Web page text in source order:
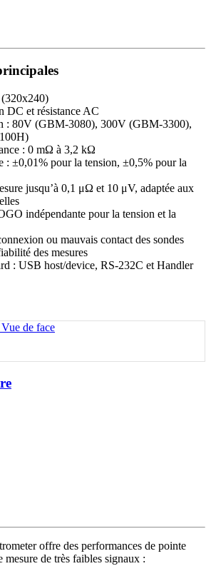
(320x240)
DC et résistance AC
: 80V (GBM-3080), 300V (GBM-3300),
: 0 mΩ à 3,2 kΩ
: ±0,01% pour la tension, ±0,5% pour la
jusqu’à 0,1 μΩ et 10 μV, adaptée aux
indépendante pour la tension et la
ou mauvais contact des sondes
des mesures
: USB host/device, RS-232C et Handler
offre des performances de pointe
mesure de très faibles signaux :